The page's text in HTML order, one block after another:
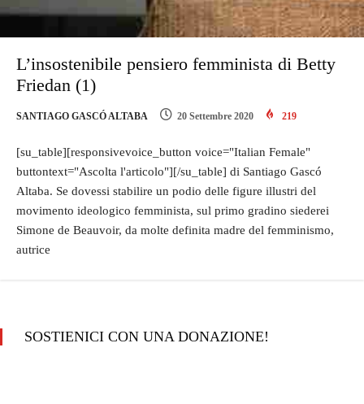
L’insostenibile pensiero femminista di Betty
Friedan (1)
SANTIAGO GASCÓ ALTABA 20 Settembre 2020 219
[su_table][responsivevoice_button voice="Italian Female"
buttontext="Ascolta l'articolo"][/su_table] di Santiago Gascó
Altaba. Se dovessi stabilire un podio delle figure illustri del
movimento ideologico femminista, sul primo gradino siederei
Simone de Beauvoir, da molte definita madre del femminismo,
autrice
SOSTIENICI CON UNA DONAZIONE!